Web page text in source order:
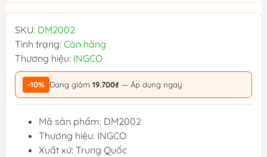
SKU: DM2002
Tình trạng: Còn hàng
Thương hiệu: INGCO
-10% Đang giảm 19.700₫ — Áp dụng ngay
Mã sản phẩm: DM2002
Thương hiệu: INGCO
Xuất xứ: Trung Quốc